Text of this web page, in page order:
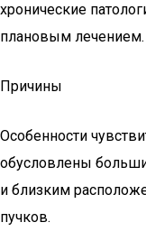
хронические
плановым лечением.
Причины
Особенности
обусловлены
и близким
пучков.